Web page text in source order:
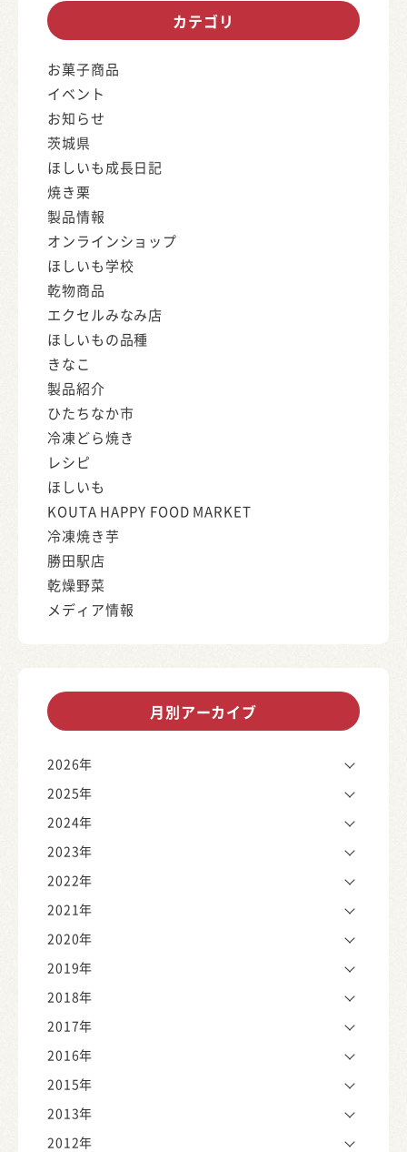
カテゴリ
お菓子商品
イベント
お知らせ
茨城県
ほしいも成長日記
焼き栗
製品情報
オンラインショップ
ほしいも学校
乾物商品
エクセルみなみ店
ほしいもの品種
きなこ
製品紹介
ひたちなか市
冷凍どら焼き
レシピ
ほしいも
KOUTA HAPPY FOOD MARKET
冷凍焼き芋
勝田駅店
乾燥野菜
メディア情報
月別アーカイブ
2026年
2025年
2024年
2023年
2022年
2021年
2020年
2019年
2018年
2017年
2016年
2015年
2013年
2012年